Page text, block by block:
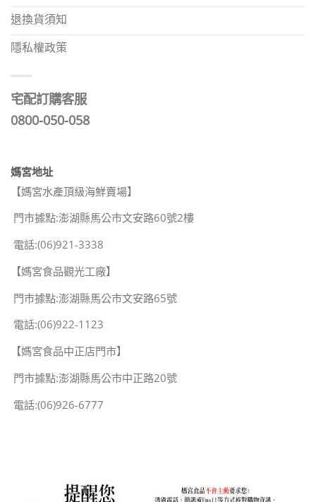
退換貨須知
隱私權政策
宅配訂購客服
0800-050-058
媽宮地址
【媽宮水產頂級海鮮賣場】
門市據點:澎湖縣馬公市文安路60號2樓
電話:(06)921-3338
【媽宮食品觀光工廠】
門市據點:澎湖縣馬公市文安路65號
電話:(06)922-1123
【媽宮食品中正店門市】
門市據點:澎湖縣馬公市中正路20號
電話:(06)926-6777